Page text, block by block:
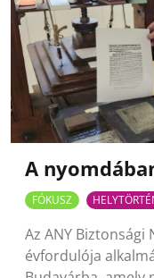
A
FÓKUSZ
Az ANY Biztonsági
évfordulója